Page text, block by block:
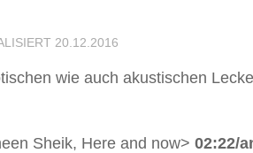
20.12.2016
wie auch akustischen
Sheik, Here and now> 02:22/